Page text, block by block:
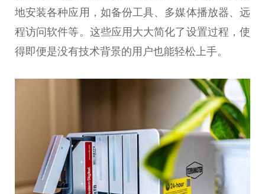
地安装各种应用，如备份工具、多媒体播放器、远
程访问软件等。这些应用大大简化了设置过程，使
得即便是没有技术背景的用户也能轻松上手。